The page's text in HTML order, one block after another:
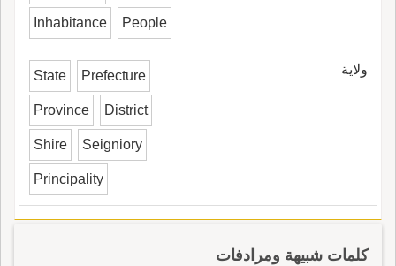
Inhabitance People
ولاية State Prefecture
Province District
Shire Seigniory
Principality
كلمات شبيهة ومرادفات